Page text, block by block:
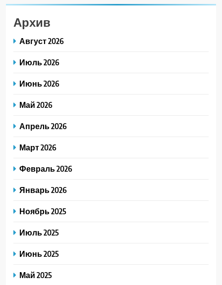
Архив
Август 2026
Июль 2026
Июнь 2026
Май 2026
Апрель 2026
Март 2026
Февраль 2026
Январь 2026
Ноябрь 2025
Июль 2025
Июнь 2025
Май 2025